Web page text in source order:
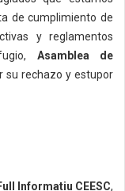
de cumplimiento de
y reglamentos
Asamblea de
su rechazo y estupor
Informatiu CEESC,